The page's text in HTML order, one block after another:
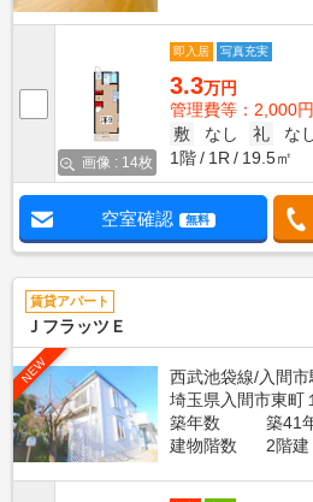
画像 : 14枚
即入居 写真充実
3.3万円
管理費等：2,000円
敷
なし 礼
な
1階
1R 19.5㎡
空室確認 無料
賃貸アパート
ＪフラッツＥ
NEW
西武池袋線/入間
埼玉県入間市東町
築年数
築41
建物階数
2階建